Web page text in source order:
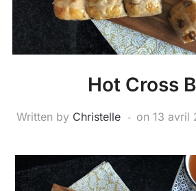
Hot Cross
Written by Christelle on 13 avril